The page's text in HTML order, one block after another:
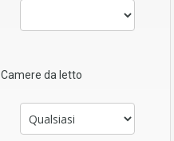
Camere da letto